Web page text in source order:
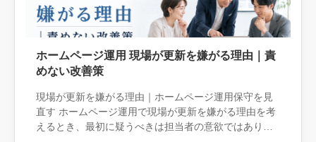
ホームページ運用 現場が更新を嫌がる理由｜責
めない改善策
現場が更新を嫌がる理由｜ホームページ運用保守を見
直す ホームページ運用で現場が更新を嫌がる理由を考
えるとき、最初に疑うべきは担当者の意欲ではありま